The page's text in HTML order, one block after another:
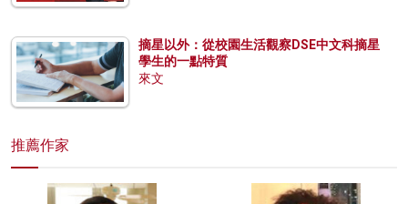
摘星以外：從校園生活觀察DSE中文科摘星
學生的一點特質
來文
推薦作家